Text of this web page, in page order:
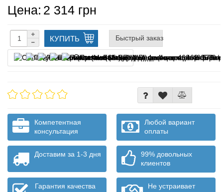
Цена: 2 314 грн
КУПИТЬ Быстрый заказ
Оплата частями
Компетентная
консультация
Любой вариант
оплаты
Доставим за 1-3 дня
99% довольных
клиентов
Гарантия качества
Не устраивает